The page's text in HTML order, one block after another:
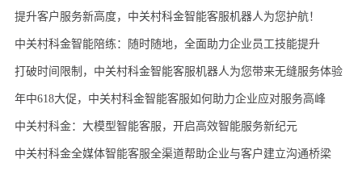
提升客户服务新高度，中关村科金智能客服机器人为您护航！
中关村科金智能陪练：随时随地，全面助力企业员工技能提升
打破时间限制，中关村科金智能客服机器人为您带来无缝服务体验
年中618大促，中关村科金智能客服如何助力企业应对服务高峰
中关村科金：大模型智能客服，开启高效智能服务新纪元
中关村科金全媒体智能客服全渠道帮助企业与客户建立沟通桥梁